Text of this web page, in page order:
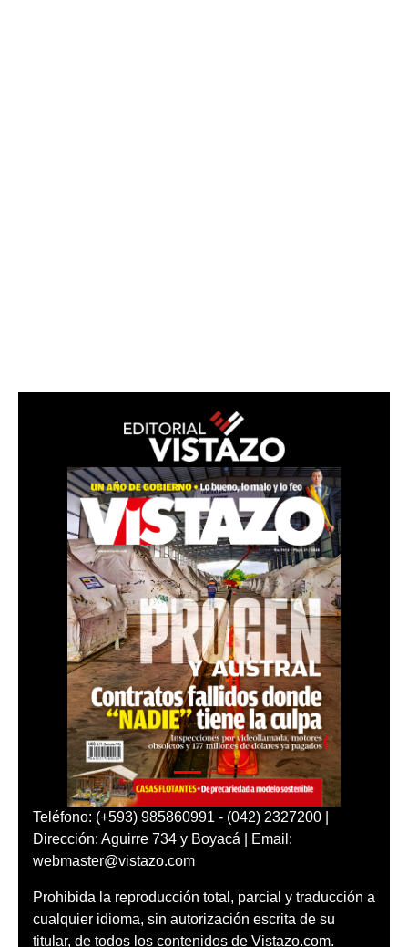
Teléfono: (+593) 985860991 - (042) 2327200 |
Dirección: Aguirre 734 y Boyacá | Email:
webmaster@vistazo.com
Prohibida la reproducción total, parcial y traducción a
cualquier idioma, sin autorización escrita de su
titular, de todos los contenidos de Vistazo.com.